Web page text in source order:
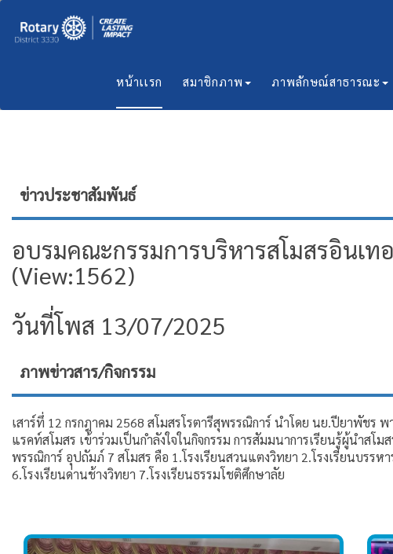
หน้าเเรก สมาชิกภาพ ภาพลักษณ์สาธารณะ
ข่าวประชาสัมพันธ์
อบรมคณะกรรมการบริหารสโมสรอินเ
(View:1562)
วันที่โพส 13/07/2025
ภาพข่าวสาร/กิจกรรม
เสาร์ทึ่ 12 กรกฎาคม 2568 สโมสรโรตารีสุพรรณิการ์ นำโดย นย.ปียาพั
แรคท์สโมสร เข้าร่วมเป็นกำลังใจในกิจกรรม การสัมมนาการเรียนรู้ผู้นำส
พรรณิการ์ อุปถัมภ์ 7 สโมสร คือ 1.โรงเรียนสวนแตงวิทยา 2.โรงเรียนบรรห
6.โรงเรียนด่านช้างวิทยา 7.โรงเรียนธรรมโชติศึกษาลัย